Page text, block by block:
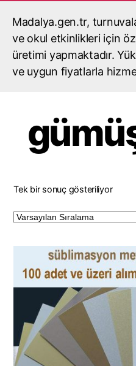
Madalya.gen.tr,
ve okul etkinlikleri için
üretimi yapmaktadır.
ve uygun fiyatlarla
Tek bir sonuç gösteriliyor